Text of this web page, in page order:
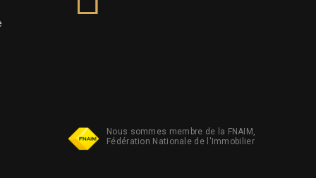
Nous sommes membre de la FNAIM,
Fédération Nationale de l'Immobilier